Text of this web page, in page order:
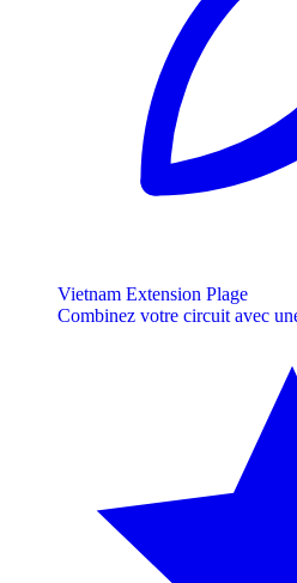
Vietnam Extension Plage
Combinez votre circuit avec